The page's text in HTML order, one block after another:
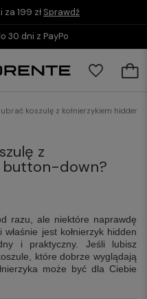
199 zł Sprawdź
30 dni z PayPo
koszulę z kołnierzykiem hidden
z
button-down?
razu, ale niektóre naprawdę
jest kołnierzyk hidden
i praktyczny. Jeśli lubisz
które dobrze wyglądają
może być dla Ciebie